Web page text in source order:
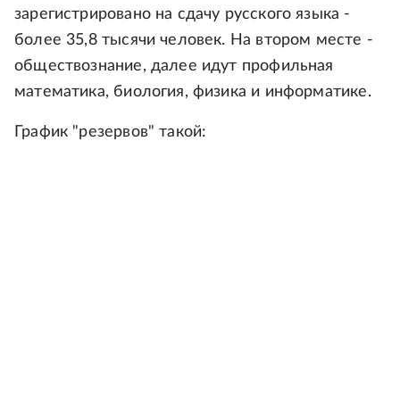
зарегистрировано на сдачу русского языка -
более 35,8 тысячи человек. На втором месте -
обществознание, далее идут профильная
математика, биология, физика и информатике.
График "резервов" такой: